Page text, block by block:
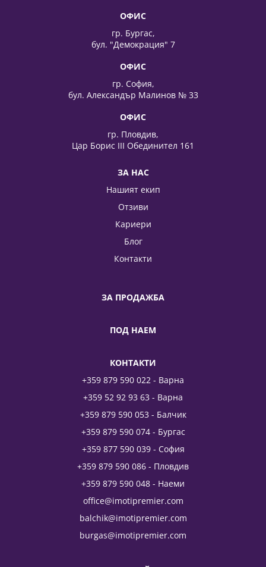
ОФИС
гр. Бургас,
бул. "Демокрация" 7
ОФИС
гр. София,
бул. Александър Малинов № 33
ОФИС
гр. Пловдив,
Цар Борис III Обединител 161
ЗА НАС
Нашият екип
Отзиви
Кариери
Блог
Контакти
ЗА ПРОДАЖБА
ПОД НАЕМ
КОНТАКТИ
+359 879 590 022 - Варна
+359 52 92 93 63 - Варна
+359 879 590 053 - Балчик
+359 879 590 074 - Бургас
+359 877 590 039 - София
+359 879 590 086 - Пловдив
+359 879 590 048 - Наеми
office@imotipremier.com
balchik@imotipremier.com
burgas@imotipremier.com